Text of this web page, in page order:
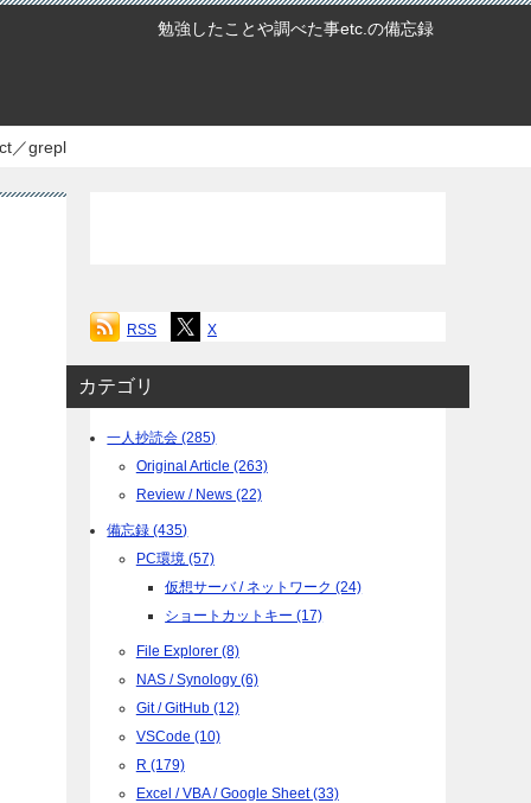
勉強したことや調べた事etc.の備忘録
／grepl
RSS X
カテゴリ
一人抄読会 (285)
Original Article (263)
Review / News (22)
備忘録 (435)
PC環境 (57)
仮想サーバ / ネットワーク (24)
ショートカットキー (17)
File Explorer (8)
NAS / Synology (6)
Git / GitHub (12)
VSCode (10)
R (179)
Excel / VBA / Google Sheet (33)